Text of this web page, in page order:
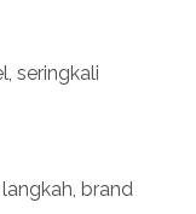
seringkali
langkah, brand